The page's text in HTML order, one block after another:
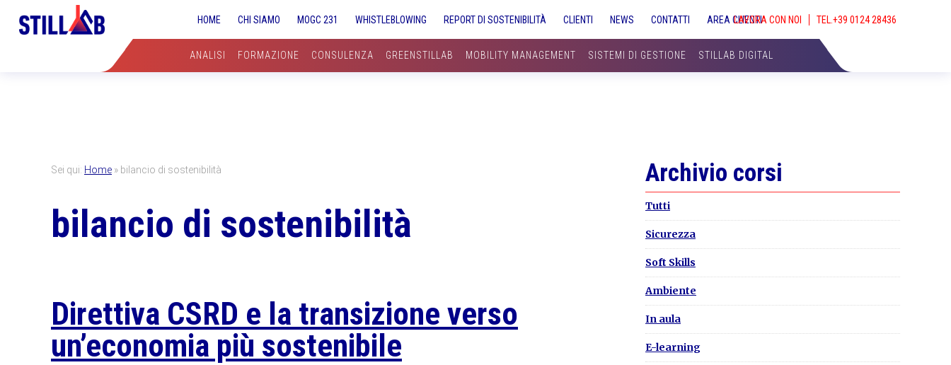
HOME CHI SIAMO MOGC 231 WHISTLEBLOWING REPORT DI SOSTENIBILITÀ CLIENTI NEWS CONTATTI AREA CLIENTILAVORA CON NOI
ANALISI
FORMAZIONE CONSULENZA GREENSTILLAB MOBILITY MANAGEMENT SISTEMI DI GESTIONE STILLAB DIGITAL
Sei qui: Home » bilancio di sostenibilità
bilancio di sostenibilità
Direttiva CSRD e la transizione verso
un’economia più sostenibile
Primary
Sidebar
Archivio corsi
Tutti
Sicurezza
Soft Skills
Ambiente
In aula
E-learning